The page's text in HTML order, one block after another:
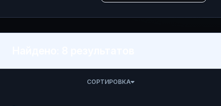
СОРТИРОВКА